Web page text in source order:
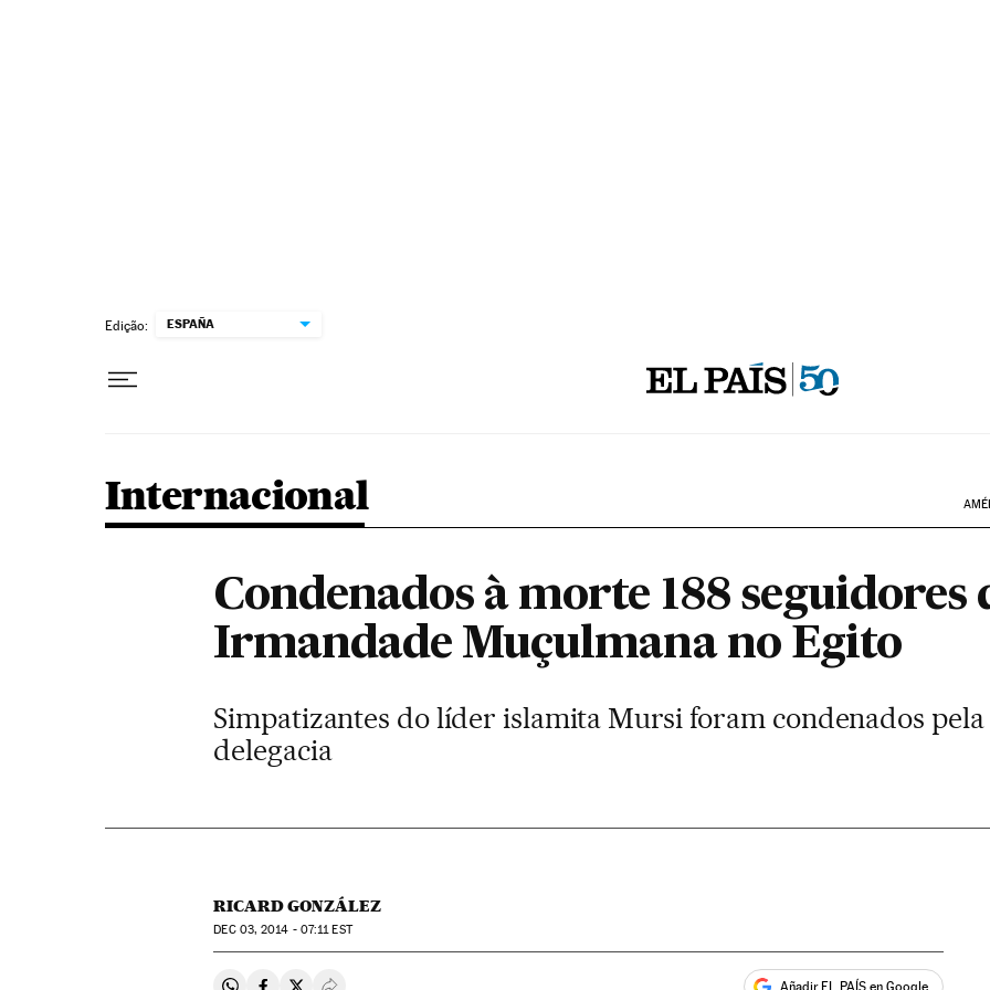
Edição: ESPAÑA
Internacional
Condenados à morte 188 seguidores
Irmandade Muçulmana no Egito
Simpatizantes do líder islamita Mursi foram condenados pela
delegacia
RICARD GONZÁLEZ
DEC03, 2014 - 07:11EST
Añadir EL PAÍS en Google